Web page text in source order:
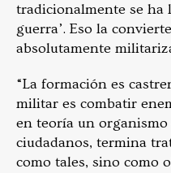
tradicionalmente se ha
guerra’. Eso la
absolutamente
“La formación es
militar es combatir
en teoría un
ciudadanos, termina
como tales, sino como